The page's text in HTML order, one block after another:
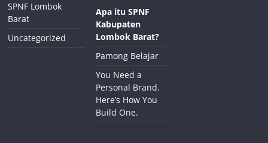
SPNF Lombok
Barat
Uncategorized
Apa itu SPNF
Kabupaten
Lombok Barat?
Pamong Belajar
You Need a
Personal Brand.
Here’s How You
Build One.